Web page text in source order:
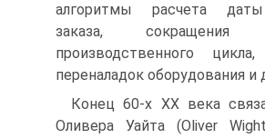
алгоритмы расчета
заказа, сокращения
производственного
переналадок оборудования и
Конец 60-х XX века
Оливера Уайта (Oliver